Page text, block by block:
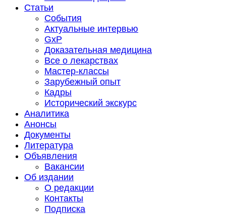
Статьи
События
Актуальные интервью
GxP
Доказательная медицина
Все о лекарствах
Мастер-классы
Зарубежный опыт
Кадры
Исторический экскурс
Аналитика
Анонсы
Документы
Литература
Объявления
Вакансии
Об издании
О редакции
Контакты
Подписка